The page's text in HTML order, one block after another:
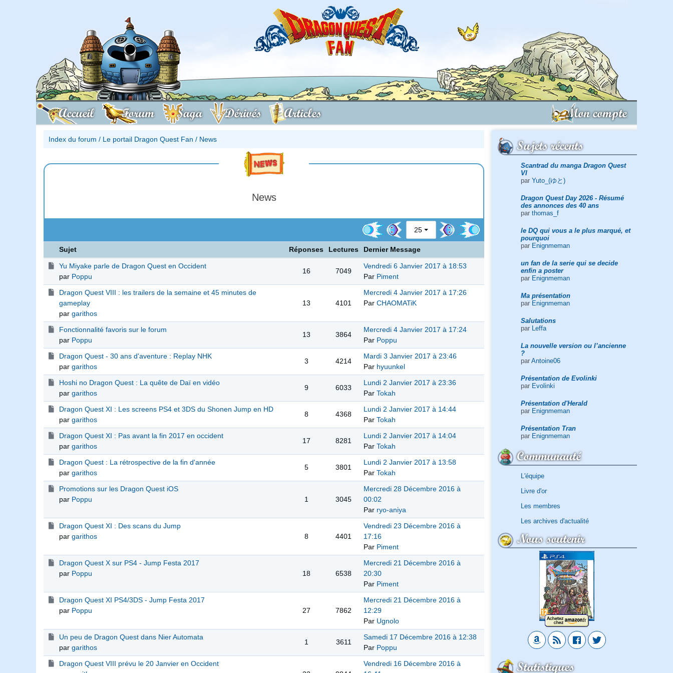
Accueil Forum Saga Dérivés Articles Mon compte
Sujets récents
Scantrad du manga Dragon Quest
VI
par Yuto_(ゆと)
Dragon Quest Day 2026 - Résumé
des annonces des 40 ans
par thomas_f
le DQ qui vous a le plus marqué, et
pourquoi
par Enignmeman
un fan de la serie qui se decide
enfin a poster
par Enignmeman
Ma présentation
par Enignmeman
Salutations
par
Leffa
La nouvelle version ou l’ancienne
?
par Antoine06
Présentation de Evolinki
par Evolinki
Présentation d'Herald
par Enignmeman
Présentation Tran
par Enignmeman
Communauté
L'équipe
Livre d'or
Les membres
Les archives d'actualité
Nous soutenir
Statistiques
Index du forum / Le portail Dragon Quest Fan / News
News
25
Sujet Réponses Lectures Dernier Message
Yu Miyake parle de Dragon Quest en Occident
par Poppu
16 7049
Vendredi 6 Janvier 2017 à 18:53
Par Piment
Dragon Quest VIII : les trailers de la semaine et 45 minutes de
gameplay
par garithos
13 4101
Mercredi 4 Janvier 2017 à 17:26
Par CHAOMATiK
Fonctionnalité favoris sur le forum
par Poppu
13 3864
Mercredi 4 Janvier 2017 à 17:24
Par Poppu
Dragon Quest - 30 ans d'aventure : Replay NHK
par garithos
3 4214
Mardi 3 Janvier 2017 à 23:46
Par hyuunkel
Hoshi no Dragon Quest : La quête de Daï en vidéo
par garithos
9 6033
Lundi 2 Janvier 2017 à 23:36
Par Tokah
Dragon Quest XI : Les screens PS4 et 3DS du Shonen Jump en HD
par garithos
8 4368
Lundi 2 Janvier 2017 à 14:44
Par Tokah
Dragon Quest XI : Pas avant la fin 2017 en occident
par garithos
17 8281
Lundi 2 Janvier 2017 à 14:04
Par Tokah
Dragon Quest : La rétrospective de la fin d'année
par garithos
5 3801
Lundi 2 Janvier 2017 à 13:58
Par Tokah
Promotions sur les Dragon Quest iOS
par Poppu 1 3045
Mercredi 28 Décembre 2016 à
00:02
Par ryo-aniya
Dragon Quest XI : Des scans du Jump
par garithos 8 4401
Vendredi 23 Décembre 2016 à
17:16
Par Piment
Dragon Quest X sur PS4 - Jump Festa 2017
par Poppu 18 6538
Mercredi 21 Décembre 2016 à
20:30
Par Piment
Dragon Quest XI PS4/3DS - Jump Festa 2017
par Poppu 27 7862
Mercredi 21 Décembre 2016 à
12:29
Par Ugnolo
Un peu de Dragon Quest dans Nier Automata
par garithos
1 3611
Samedi 17 Décembre 2016 à 12:38
Par Poppu
Dragon Quest VIII prévu le 20 Janvier en Occident
Vendredi 16 Décembre 2016 à